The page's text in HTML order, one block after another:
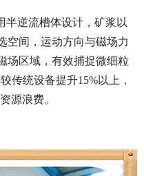
半逆流槽体设计，矿浆以
空间，运动方向与磁场力
场区域，有效捕捉微细粒
传统设备提升15%以上，
源浪费。